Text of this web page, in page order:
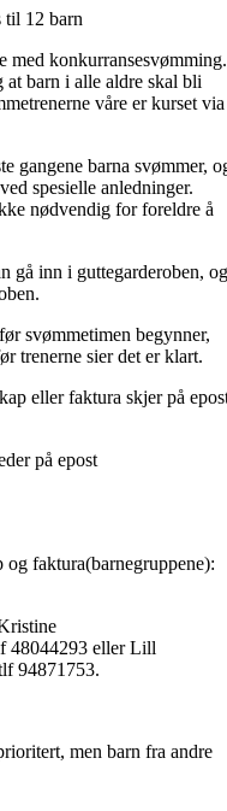
til 12 barn
med konkurransesvømming.
barn i alle aldre skal bli
våre er kurset via
gangene barna svømmer,
spesielle anledninger.
nødvendig for foreldre å
gå inn i guttegarderoben, og
svømmetimen begynner,
trenerne sier det er klart.
eller faktura skjer på
på epost
og faktura(barnegruppene):
48044293 eller Lill
94871753.
men barn fra andre